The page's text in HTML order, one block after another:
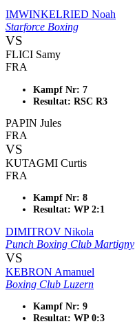
IMWINKELRIED Noah
Starforce Boxing
VS
FLICI Samy
FRA
Kampf Nr: 7
Resultat: RSC R3
PAPIN Jules
FRA
VS
KUTAGMI Curtis
FRA
Kampf Nr: 8
Resultat: WP 2:1
DIMITROV Nikola
Punch Boxing Club Martigny
VS
KEBRON Amanuel
Boxing Club Luzern
Kampf Nr: 9
Resultat: WP 0:3